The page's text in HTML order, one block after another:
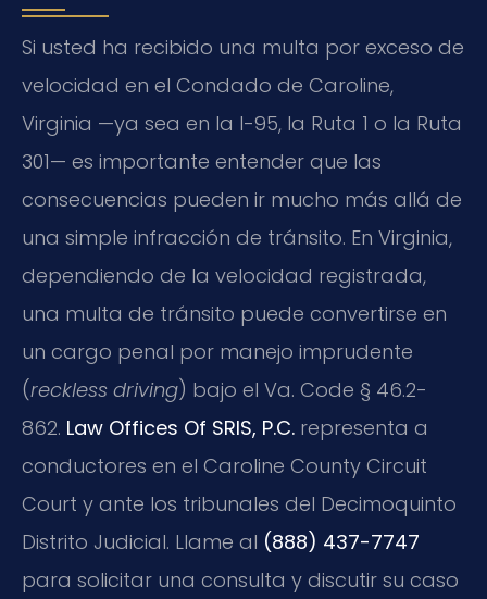
Si usted ha recibido una multa por exceso de
velocidad en el Condado de Caroline,
Virginia —ya sea en la I-95, la Ruta 1 o la Ruta
301— es importante entender que las
consecuencias pueden ir mucho más allá de
una simple infracción de tránsito. En Virginia,
dependiendo de la velocidad registrada,
una multa de tránsito puede convertirse en
un cargo penal por manejo imprudente
(reckless driving) bajo el Va. Code § 46.2-
862. Law Offices Of SRIS, P.C. representa a
conductores en el Caroline County Circuit
Court y ante los tribunales del Decimoquinto
Distrito Judicial. Llame al (888) 437-7747
para solicitar una consulta y discutir su caso